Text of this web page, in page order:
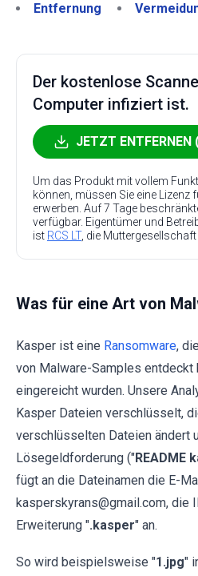
Entfernung
Der kostenlose
Computer infiziert ist.
JETZT
Um das Produkt mit vollem
können, müssen Sie eine Lizenz
erwerben. Auf 7 Tage
verfügbar. Eigentümer und
ist RCS LT, die Muttergesellschaft
Was für eine Art von
Kasper ist eine Ransomware,
von Malware-Samples entdeckt
eingereicht wurden. Unsere
Kasper Dateien verschlüsselt,
verschlüsselten Dateien ändert
Lösegeldforderung ("README
fügt an die Dateinamen die E-
kasperskyrans@gmail.com, die
Erweiterung ".kasper" an.
So wird beispielsweise "1.jpg"